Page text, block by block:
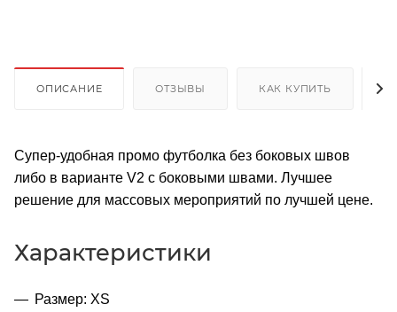
ОПИСАНИЕ ОТЗЫВЫ КАК КУПИТЬ
Супер-удобная промо футболка без боковых швов
либо в варианте V2 с боковыми швами. Лучшее
решение для массовых мероприятий по лучшей цене.
Характеристики
Размер: XS